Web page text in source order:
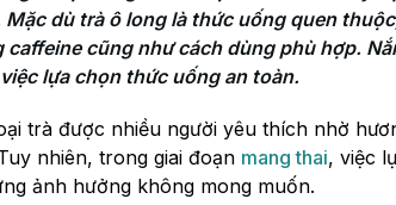
dù trà ô long là thức uống quen
caffeine cũng như cách dùng phù hợp.
lựa chọn thức uống an toàn.
trà được nhiều người yêu thích nhờ
nhiên, trong giai đoạn mang thai, việc
ảnh hưởng không mong muốn.